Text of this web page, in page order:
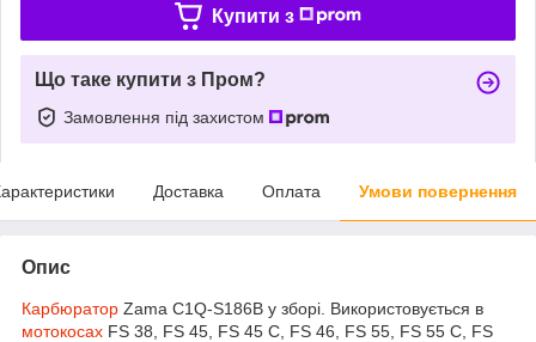
Купити з
Що таке купити з Пром?
Замовлення під захистом
Доставка Оплата Умови повернення
Опис
Карбюратор Zama C1Q-S186B у зборі. Використовується в
мотокосах FS 38, FS 45, FS 45 C, FS 46, FS 55, FS 55 C, FS